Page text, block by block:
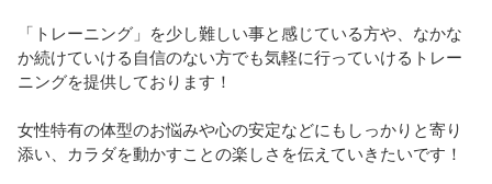
「トレーニング」を少し難しい事と感じている方や、なかな
か続けていける自信のない方でも気軽に行っていけるトレー
ニングを提供しております！
女性特有の体型のお悩みや心の安定などにもしっかりと寄り
添い、カラダを動かすことの楽しさを伝えていきたいです！